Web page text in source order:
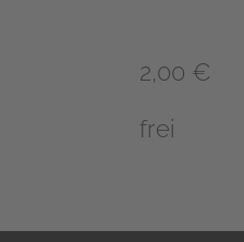
2,00 €
frei